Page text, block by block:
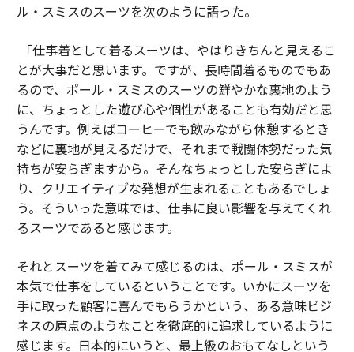
ル・スミスのスーツを次のように語った。
「仕事着として着るスーツは、やはりきちんと見えるこ
とが大事だと思います。ですが、長時間着るものでもあ
るので、ポール・スミスのスーツの鮮やかな裏地のよう
に、ちょっとした遊び心や個性があることも有効だと思
うんです。例えばコーヒーでも飲みながら休憩するとき
などに裏地が見えるだけで、それまで戦闘体勢だった気
持ちが安らぎますから。そんなちょっとした安らぎによ
り、クリエイティブな発想が生まれることもあるでしょ
う。そういった意味では、仕事に良い影響を与えてくれ
るスーツであると感じます。
それとスーツを着てみて感じるのは、ポール・スミスが
本気で仕事をしているということです。いかにスーツを
手に取った顧客に喜んでもらうかという、ある意味ビジ
ネスの原点のようなことを徹底的に追求しているように
感じます。日本的にいうと、最上級のおもてなしという